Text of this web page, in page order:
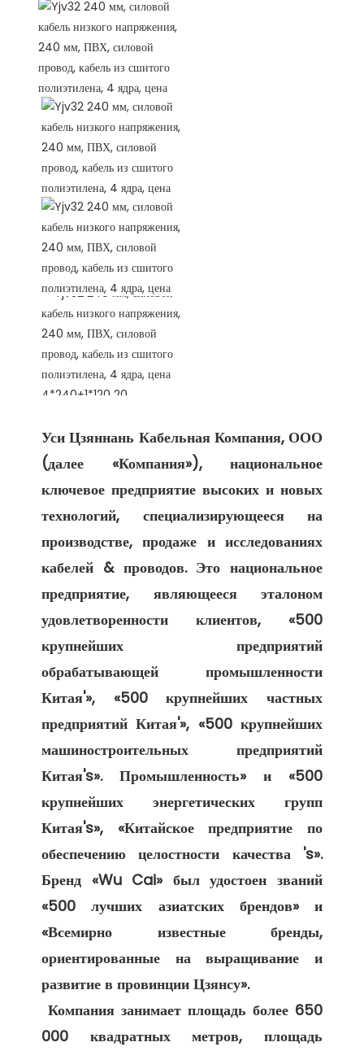
Уси Цзяннань Кабельная Компания, ООО
(далее «Компания»), национальное
ключевое предприятие высоких и новых
технологий, специализирующееся на
производстве, продаже и исследованиях
кабелей & проводов. Это национальное
предприятие, являющееся эталоном
удовлетворенности клиентов, «500
крупнейших предприятий
обрабатывающей промышленности
Китая'», «500 крупнейших частных
предприятий Китая'», «500 крупнейших
машиностроительных предприятий
Китая's». Промышленность» и «500
крупнейших энергетических групп
Китая's», «Китайское предприятие по
обеспечению целостности качества 's».
Бренд «Wu Cai» был удостоен званий
«500 лучших азиатских брендов» и
«Всемирно известные бренды,
ориентированные на выращивание и
развитие в провинции Цзянсу».
Компания занимает площадь более 650
000 квадратных метров, площадь